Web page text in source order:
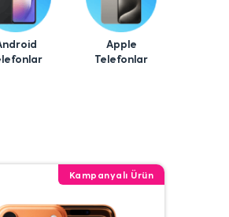
Apple
Telefonlar
Kampanyalı Ürün